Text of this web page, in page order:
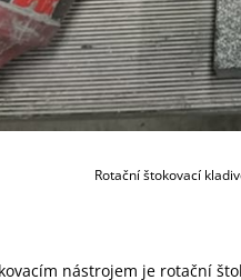
Rotační štokovací
nástrojem je rotační